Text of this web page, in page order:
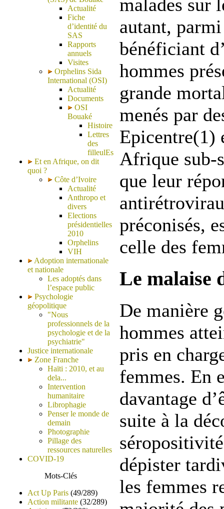
Actualité
Fiche
d’identité du
SAS
Rapports
annuels
Visites
Orphelins Sida
International (OSI)
Actualité
Documents
OSI
Bouaké
Histoire
Lettres
des
filleulEs
Et en Afrique, on dit
quoi ?
Côte d’Ivoire
Actualité
Anthropo et
divers
Elections
présidentielles
2010
Orphelins
VIH
Adoption internationale
et nationale
Les adoptés dans
l’espace public
Psychologie
géopolitique
"Nous
professionnels de la
psychologie et de la
psychiatrie"
Justice internationale
Zone Franche
Haïti : 2010, et au
dela...
Intervention
humanitaire
Librophagie
Penser le monde de
demain
Photographie
Pillage des
ressources naturelles
COVID-19
Mots-Clés
Act Up Paris (49/289)
Action militante (32/289)
malades sur
autant,
bénéficiant
hommes
grande
menés par
Epicentre(1)
Afrique sub-
que leur
préconisés,
celle des
Le malaise
De manière
hommes
pris en
femmes. En
davantage
suite à la
dépister
les femmes